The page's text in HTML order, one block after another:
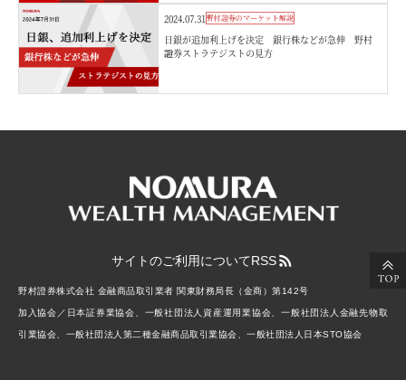
2024.07.31 野村證券のマーケット解説
日銀が追加利上げを決定 銀行株などが急伸 野村
證券ストラテジストの見方
サイトのご利用についてRSS
野村證券株式会社 金融商品取引業者 関東財務局長（金商）第142号
加入協会／日本証券業協会、一般社団法人資産運用業協会、一般社団法人金融先物取
引業協会、一般社団法人第二種金融商品取引業協会、一般社団法人日本STO協会